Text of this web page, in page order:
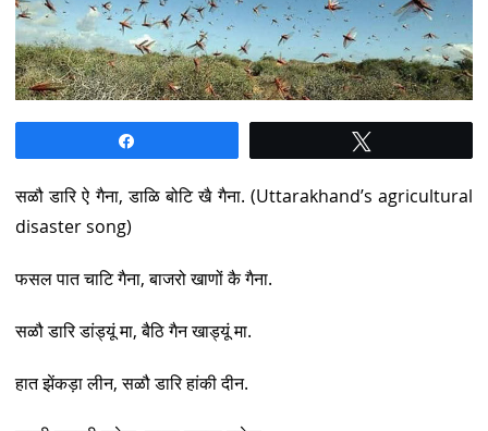
सळौ डारि ऐ गैना, डाळि बोटि खै गैना. (Uttarakhand’s agricultural
disaster song)
फसल पात चाटि गैना, बाजरो खाणों कै गैना.
सळौ डारि डांड्यूं मा, बैठि गैन खाड्यूं मा.
हात झेंकड़ा लीन, सळौ डारि हांकी दीन.